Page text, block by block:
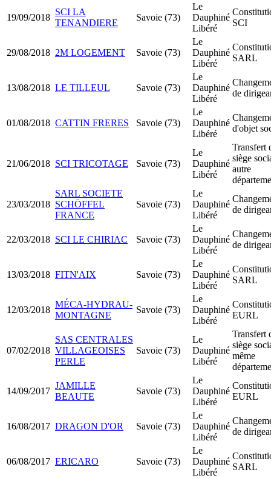
19/09/2018
SCI LA
TENANDIERE
Savoie (73)
Le
Dauphiné
Libéré
SCI
29/08/2018 2M LOGEMENT Savoie (73)
Le
Dauphiné
Libéré
SARL
13/08/2018 LE TILLEUL Savoie (73)
Le
Dauphiné
Libéré
de
01/08/2018 CATTIN FRERES Savoie (73)
Le
Dauphiné
Libéré
d'objet
21/06/2018 SCI TRICOTAGE Savoie (73)
Le
Dauphiné
Libéré
Transfert
siège
autre
23/03/2018
SARL SOCIETE
SCHÖFFEL
FRANCE
Savoie (73)
Le
Dauphiné
Libéré
de
22/03/2018 SCI LE CHIRIAC Savoie (73)
Le
Dauphiné
Libéré
de
13/03/2018 FITN'AIX Savoie (73)
Le
Dauphiné
Libéré
SARL
12/03/2018
MÉCA-HYDRAU-
MONTAGNE
Savoie (73)
Le
Dauphiné
Libéré
EURL
07/02/2018
SAS CENTRALES
VILLAGEOISES
PERLE
Savoie (73)
Le
Dauphiné
Libéré
Transfert
siège
même
14/09/2017
JAMILLE
BEAUTE
Savoie (73)
Le
Dauphiné
Libéré
EURL
16/08/2017 DRAGON D'OR Savoie (73)
Le
Dauphiné
Libéré
de
06/08/2017 ERICARO Savoie (73)
Le
Dauphiné
Libéré
SARL